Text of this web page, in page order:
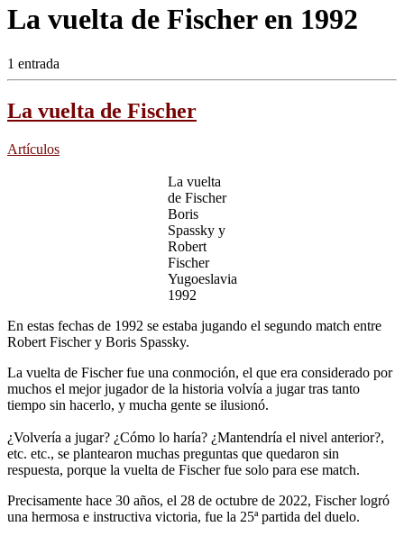
La vuelta de Fischer en 1992
1 entrada
La vuelta de Fischer
Artículos
La vuelta
de Fischer
Boris
Spassky y
Robert
Fischer
Yugoeslavia
1992
En estas fechas de 1992 se estaba jugando el segundo match entre
Robert Fischer y Boris Spassky.
La vuelta de Fischer fue una conmoción, el que era considerado por
muchos el mejor jugador de la historia volvía a jugar tras tanto
tiempo sin hacerlo, y mucha gente se ilusionó.
¿Volvería a jugar? ¿Cómo lo haría? ¿Mantendría el nivel anterior?,
etc. etc., se plantearon muchas preguntas que quedaron sin
respuesta, porque la vuelta de Fischer fue solo para ese match.
Precisamente hace 30 años, el 28 de octubre de 2022, Fischer logró
una hermosa e instructiva victoria, fue la 25ª partida del duelo.